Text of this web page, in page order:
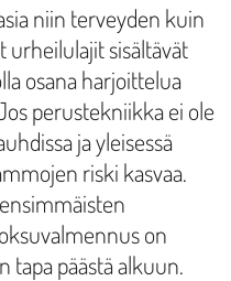
niin terveyden kuin
urheilulajit sisältävät
osana harjoittelua
perustekniikka ei ole
ja yleisessä
riski kasvaa.
on
päästä alkuun.